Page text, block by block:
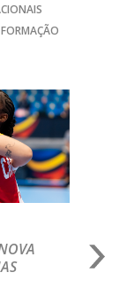
FORMAÇÃO